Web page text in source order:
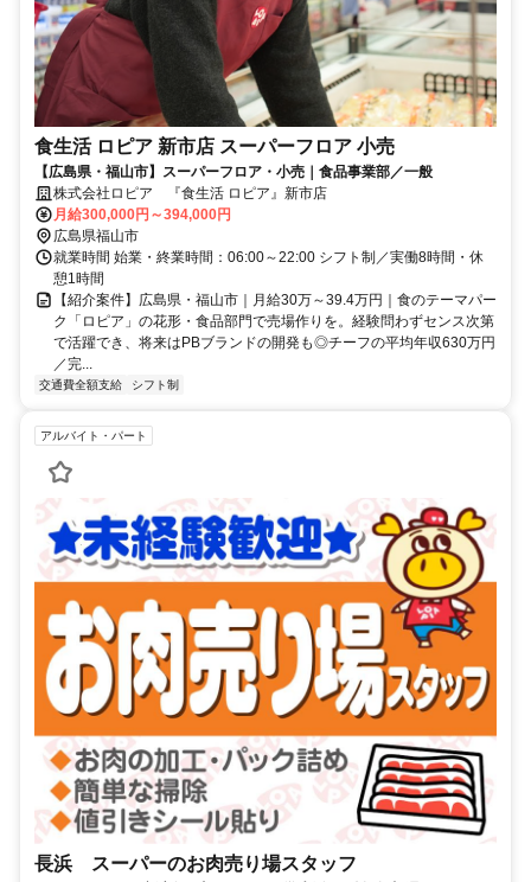
食生活 ロピア 新市店 スーパーフロア 小売
【広島県・福山市】スーパーフロア・小売｜食品事業部／一般
株式会社ロピア 『食生活 ロピア』新市店
月給300,000円～394,000円
広島県福山市
就業時間 始業・終業時間：06:00～22:00 シフト制／実働8時間・休
憩1時間
【紹介案件】広島県・福山市｜月給30万～39.4万円｜食のテーマパー
ク「ロピア」の花形・食品部門で売場作りを。経験問わずセンス次第
で活躍でき、将来はPBブランドの開発も◎チーフの平均年収630万円
／完...
交通費全額支給 シフト制
アルバイト・パート
長浜 スーパーのお肉売り場スタッフ